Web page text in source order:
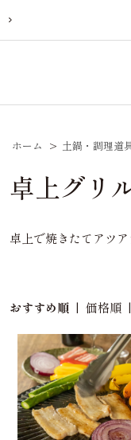
ホーム > 土鍋・調理道
卓上グリ
卓上で焼きたてアツ
おすすめ順 |価格順 |